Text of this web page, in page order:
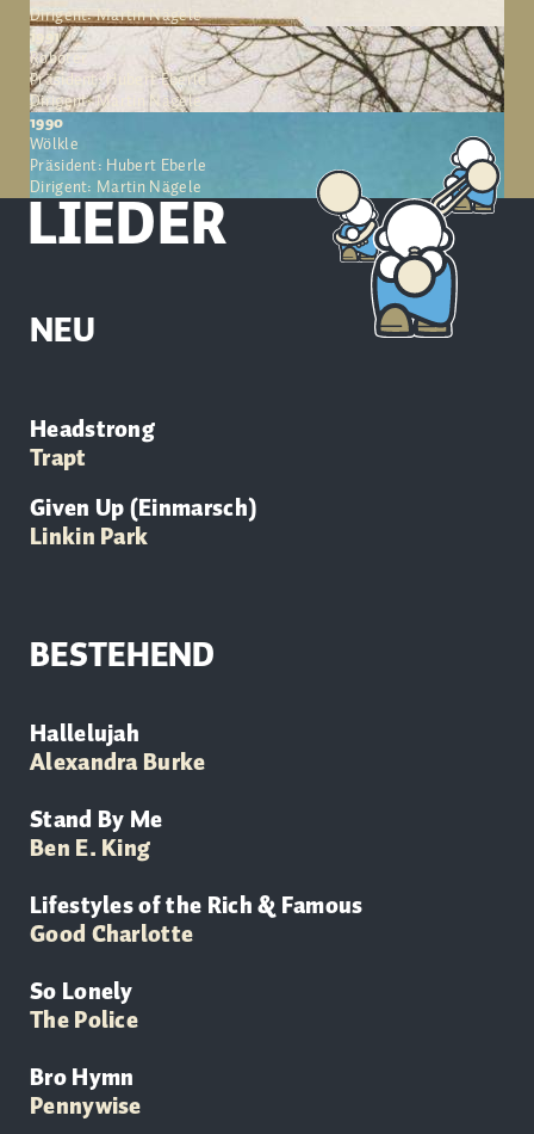
Dirigent: Martin Nägele
1991
Roboter
Präsident: Hubert Eberle
Dirigent: Martin Nägele
1990
Wölkle
Präsident: Hubert Eberle
Dirigent: Martin Nägele
LIEDER
NEU
Headstrong
Trapt
Given Up (Einmarsch)
Linkin Park
BESTEHEND
Hallelujah
Alexandra Burke
Stand By Me
Ben E. King
Lifestyles of the Rich & Famous
Good Charlotte
So Lonely
The Police
Bro Hymn
Pennywise